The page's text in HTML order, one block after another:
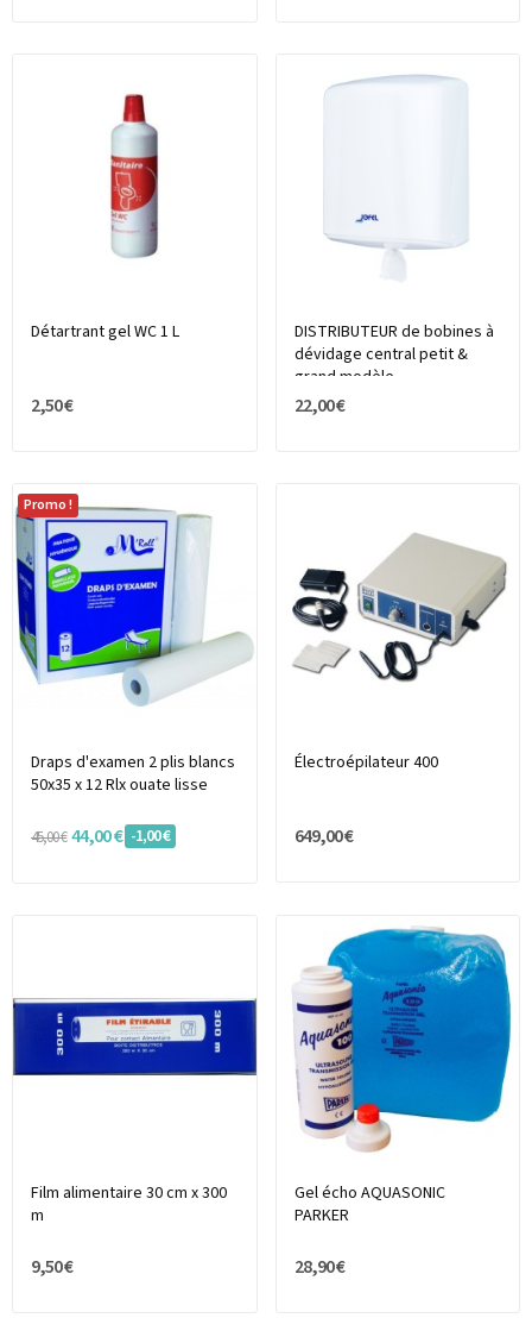
Détartrant gel WC 1 L
2,50 €
DISTRIBUTEUR de bobines à
dévidage central petit &
grand modèle
22,00 €
Promo !
Draps d'examen 2 plis blancs
50x35 x 12 Rlx ouate lisse
45,00 € 44,00 € -1,00 €
Électroépilateur 400
649,00 €
Film alimentaire 30 cm x 300
m
9,50 €
Gel écho AQUASONIC
PARKER
28,90 €